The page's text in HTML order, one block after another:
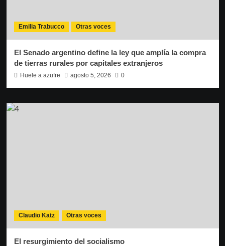
Emilia Trabucco Otras voces
El Senado argentino define la ley que amplía la compra
de tierras rurales por capitales extranjeros
Huele a azufre agosto 5, 2026 0
Claudio Katz Otras voces
El resurgimiento del socialismo